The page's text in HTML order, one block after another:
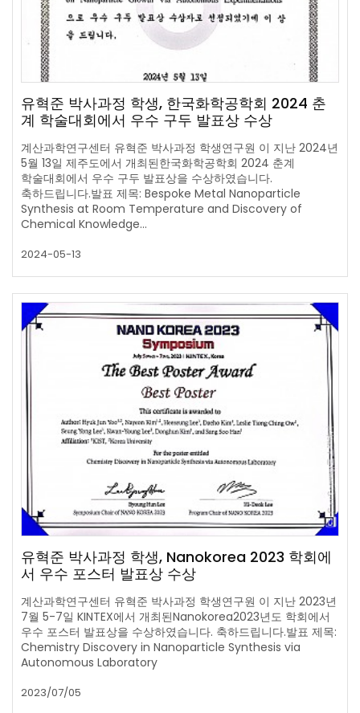
유혁준 박사과정 학생, 한국화학공학회 2024 춘
계 학술대회에서 우수 구두 발표상 수상
계산과학연구센터 유혁준 박사과정 학생연구원 이 지난 2024년
5월 13일 제주도에서 개최된한국화학공학회 2024 춘계
학술대회에서 우수 구두 발표상을 수상하였습니다.
축하드립니다.발표 제목: Bespoke Metal Nanoparticle
Synthesis at Room Temperature and Discovery of
Chemical Knowledge…
2024-05-13
유혁준 박사과정 학생, Nanokorea 2023 학회에
서 우수 포스터 발표상 수상
계산과학연구센터 유혁준 박사과정 학생연구원 이 지난 2023년
7월 5-7일 KINTEX에서 개최된Nanokorea2023년도 학회에서
우수 포스터 발표상을 수상하였습니다. 축하드립니다.발표 제목:
Chemistry Discovery in Nanoparticle Synthesis via
Autonomous Laboratory
2023/07/05